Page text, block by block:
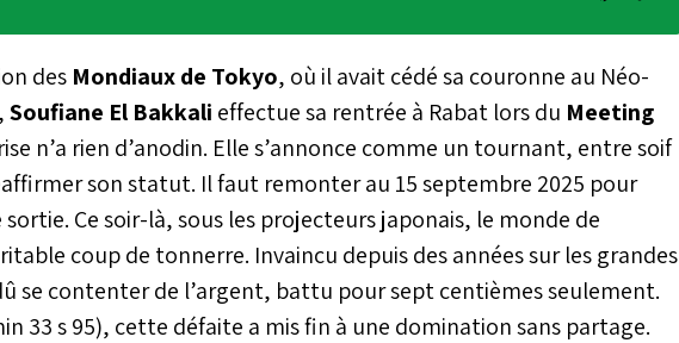
des Mondiaux de Tokyo, où il avait cédé sa couronne au Néo-
,Soufiane El Bakkali effectue sa rentrée à Rabat lors du Meeting
n’a rien d’anodin. Elle s’annonce comme un tournant, entre soif
son statut. Il faut remonter au 15 septembre 2025 pour
Ce soir-là, sous les projecteurs japonais, le monde de
coup de tonnerre. Invaincu depuis des années sur les grandes
se contenter de l’argent, battu pour sept centièmes seulement.
33 s 95), cette défaite a mis fin à une domination sans partage.